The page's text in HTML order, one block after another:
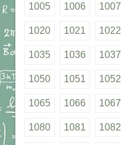
1005 1006 1007
1020 1021 1022
1035 1036 1037
1050 1051 1052
1065 1066 1067
1080 1081 1082